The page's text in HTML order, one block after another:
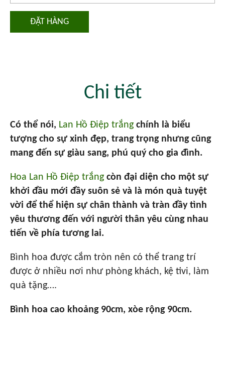
ĐẶT HÀNG
Chi tiết
Có thể nói, Lan Hồ Điệp trắng chính là biểu
tượng cho sự xinh đẹp, trang trọng nhưng cũng
mang đến sự giàu sang, phú quý cho gia đình.
Hoa Lan Hồ Điệp trắng còn đại diện cho một sự
khởi đầu mới đầy suôn sẻ và là món quà tuyệt
vời để thể hiện sự chân thành và tràn đầy tình
yêu thương đến với người thân yêu cùng nhau
tiến về phía tương lai.
Bình hoa được cắm tròn nên có thể trang trí
được ở nhiều nơi như phòng khách, kệ tivi, làm
quà tặng….
Bình hoa cao khoảng 90cm, xòe rộng 90cm.